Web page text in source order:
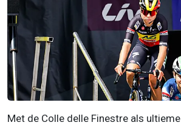
Met de Colle delle Finestre als